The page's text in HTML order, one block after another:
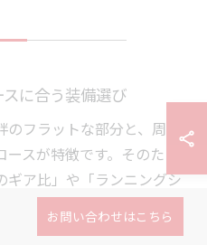
に合う装備選び
フラットな部分と、周辺
スが特徴です。そのた
ギア比」や「ランニングシ
地形に適したものを意識し
県ならではの標高差に対
お問い合わせはこちら